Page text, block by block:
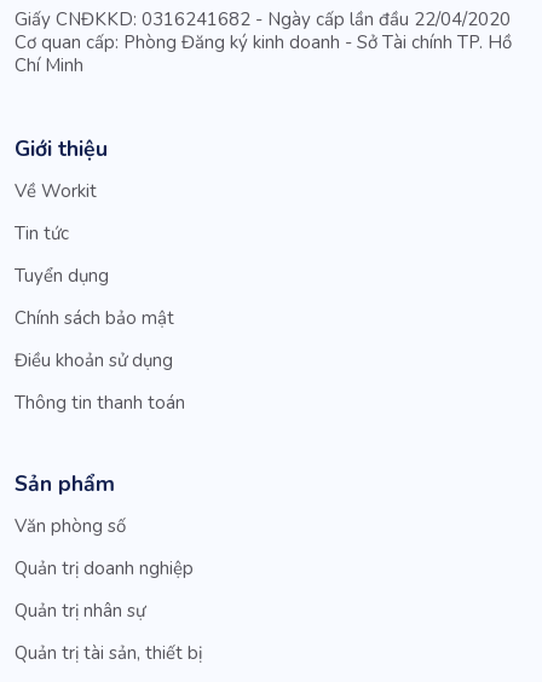
Giấy CNĐKKD: 0316241682 - Ngày cấp lần đầu 22/04/2020
Cơ quan cấp: Phòng Đăng ký kinh doanh - Sở Tài chính TP. Hồ
Chí Minh
Giới thiệu
Về Workit
Tin tức
Tuyển dụng
Chính sách bảo mật
Điều khoản sử dụng
Thông tin thanh toán
Sản phẩm
Văn phòng số
Quản trị doanh nghiệp
Quản trị nhân sự
Quản trị tài sản, thiết bị